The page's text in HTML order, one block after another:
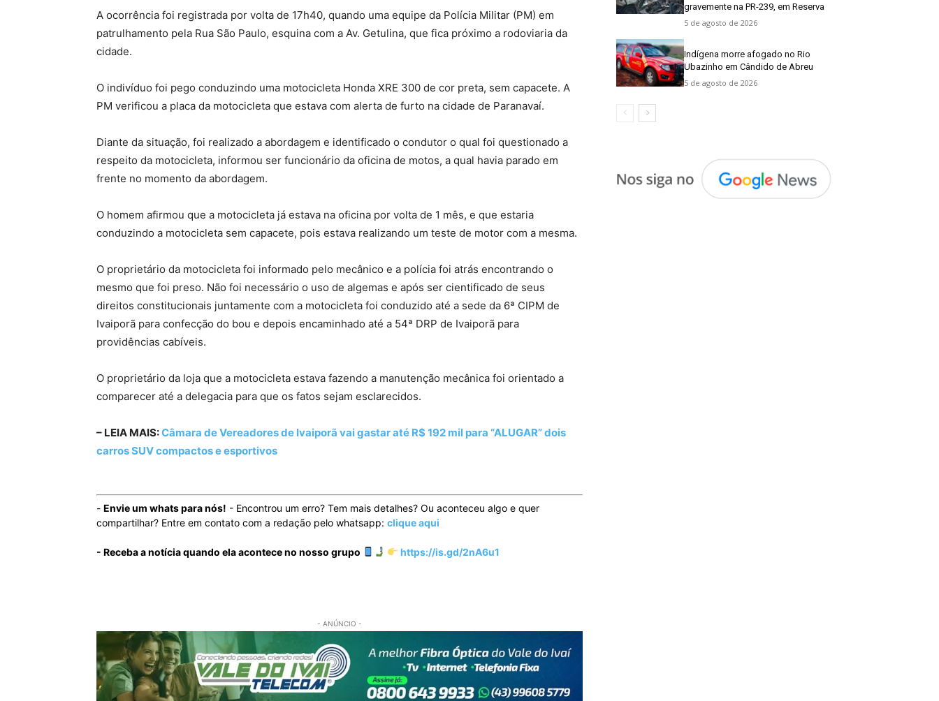
A ocorrência foi registrada por volta de 17h40, quando uma equipe da Polícia Militar (PM) em
patrulhamento pela Rua São Paulo, esquina com a Av. Getulina, que fica próximo a rodoviaria da
cidade.
O indivíduo foi pego conduzindo uma motocicleta Honda XRE 300 de cor preta, sem capacete. A
PM verificou a placa da motocicleta que estava com alerta de furto na cidade de Paranavaí.
Diante da situação, foi realizado a abordagem e identificado o condutor o qual foi questionado a
respeito da motocicleta, informou ser funcionário da oficina de motos, a qual havia parado em
frente no momento da abordagem.
O homem afirmou que a motocicleta já estava na oficina por volta de 1 mês, e que estaria
conduzindo a motocicleta sem capacete, pois estava realizando um teste de motor com a mesma.
O proprietário da motocicleta foi informado pelo mecânico e a polícia foi atrás encontrando o
mesmo que foi preso. Não foi necessário o uso de algemas e após ser cientificado de seus
direitos constitucionais juntamente com a motocicleta foi conduzido até a sede da 6ª CIPM de
Ivaiporã para confecção do bou e depois encaminhado até a 54ª DRP de Ivaiporã para
providências cabíveis.
O proprietário da loja que a motocicleta estava fazendo a manutenção mecânica foi orientado a
comparecer até a delegacia para que os fatos sejam esclarecidos.
– LEIA MAIS:Câmara de Vereadores de Ivaiporã vai gastar até R$ 192 mil para “ALUGAR” dois
carros SUV compactos e esportivos
- Envie um whats para nós! - Encontrou um erro? Tem mais detalhes? Ou aconteceu algo e quer
compartilhar? Entre em contato com a redação pelo whatsapp: clique aqui
- Receba a notícia quando ela acontece no nosso grupo https://is.gd/2nA6u1
- ANÚNCIO -
gravemente na PR-239, em Reserva
5 de agosto de 2026
Indígena morre afogado no Rio
Ubazinho em Cândido de Abreu
5 de agosto de 2026